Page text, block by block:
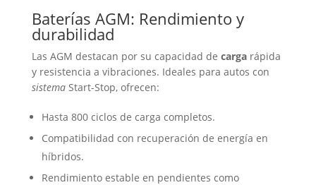
Baterías AGM: Rendimiento y
durabilidad
Las AGM destacan por su capacidad de cargarápida
y resistencia a vibraciones. Ideales para autos con
sistemaStart-Stop, ofrecen:
Hasta 800 ciclos de carga completos.
Compatibilidad con recuperación de energía en
híbridos.
Rendimiento estable en pendientes como